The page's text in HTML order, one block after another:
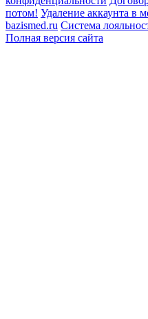
потом! Удаление аккаунта в
bazismed.ru Система
Полная версия сайта